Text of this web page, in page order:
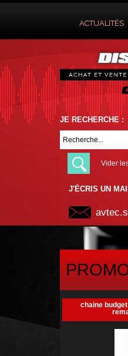
ACTUALITÉS
JE RECHERCHE :
Vider
J'ÉCRIS UN
chaine